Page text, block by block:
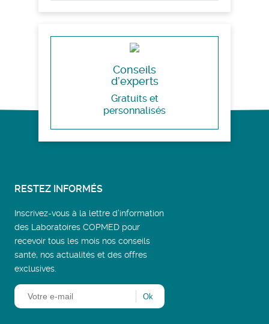
Conseils
d’experts
Gratuits et
personnalisés
RESTEZ INFORMÉS
Inscrivez-vous à la lettre d’information
des Laboratoires COPMED pour
recevoir tous les mois nos conseils
santé, nos actualités et des offres
exclusives.